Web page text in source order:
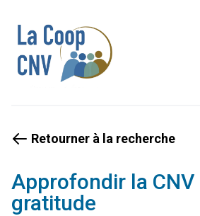
Retourner à la recherche
Approfondir la CNV
gratitude